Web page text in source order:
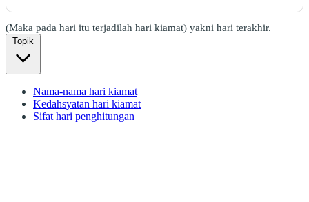
(Maka pada hari itu terjadilah hari kiamat) yakni hari terakhir.
Topik
Nama-nama hari kiamat
Kedahsyatan hari kiamat
Sifat hari penghitungan